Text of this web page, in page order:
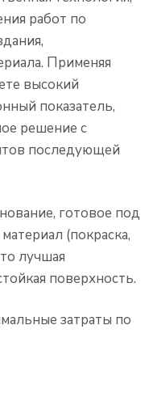
работ по
Применяя
высокий
показатель,
решение с
последующей
готовое под
(покраска,
лучшая
поверхность.
затраты по